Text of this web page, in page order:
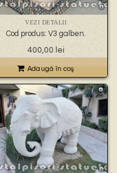
VEZI DETALII
Cod produs: V3 galben.
400,00 lei
Adaugă în coş